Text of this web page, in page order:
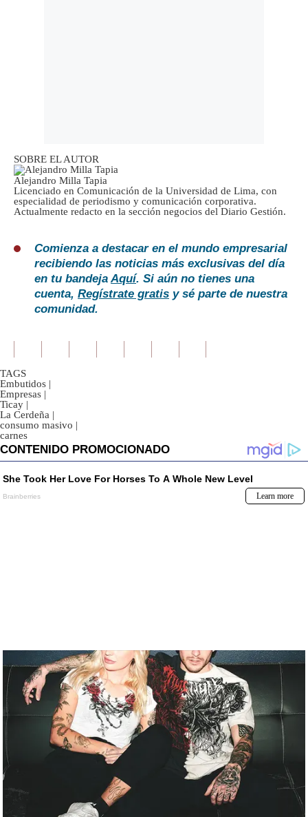
SOBRE EL AUTOR
Alejandro Milla Tapia
Licenciado en Comunicación de la Universidad de Lima, con
especialidad de periodismo y comunicación corporativa.
Actualmente redacto en la sección negocios del Diario Gestión.
Comienza a destacar en el mundo empresarial
recibiendo las noticias más exclusivas del día
en tu bandejaAquí. Si aún no tienes una
cuenta, Regístrate gratis y sé parte de nuestra
comunidad.
TAGS
Embutidos |
Empresas |
Ticay |
La Cerdeña |
consumo masivo |
carnes